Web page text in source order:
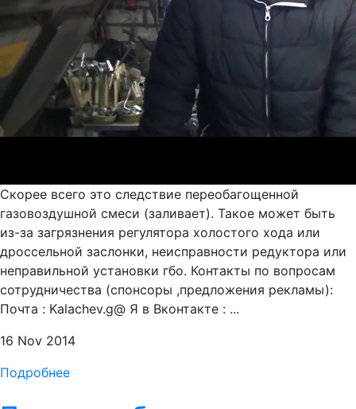
Скорее всего это следствие переобагощенной
газовоздушной смеси (заливает). Такое может быть
из-за загрязнения регулятора холостого хода или
дроссельной заслонки, неисправности редуктора или
неправильной установки гбо. Контакты по вопросам
сотрудничества (спонсоры ,предложения рекламы):
Почта : Kalachev.g@ Я в Вконтакте : ...
16 Nov 2014
Подробнее